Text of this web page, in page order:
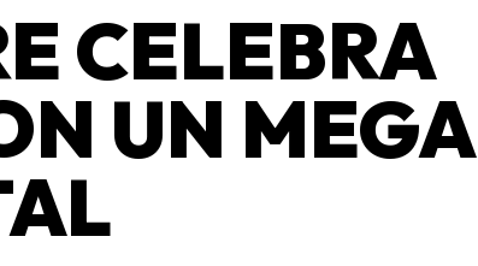
CELEBRA
UN MEGA